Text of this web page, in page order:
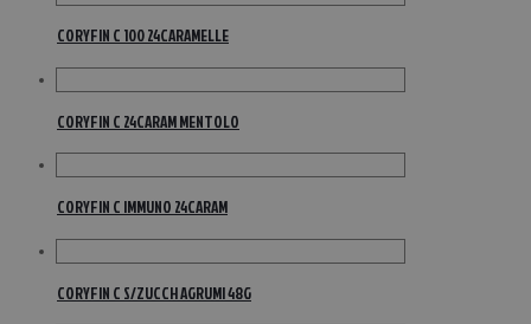
CORYFIN C 100 24CARAMELLE
CORYFIN C 24CARAM MENTOLO
CORYFIN C IMMUNO 24CARAM
CORYFIN C S/ZUCCH AGRUMI 48G